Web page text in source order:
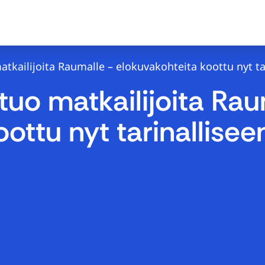
Raumalle – elokuvakohteita koottu nyt
matkailijoita
nyt